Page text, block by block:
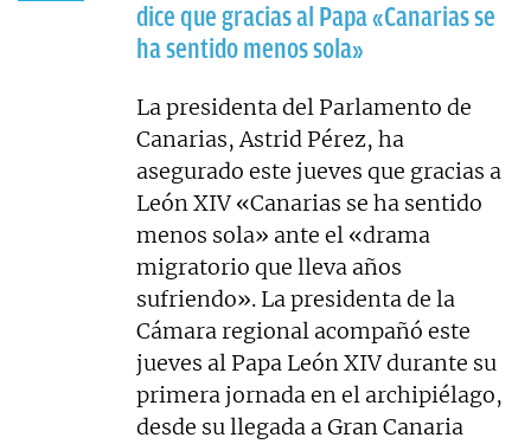
dice que gracias al Papa «Canarias se
ha sentido menos sola»
La presidenta del Parlamento de
Canarias, Astrid Pérez, ha
asegurado este jueves que gracias a
León XIV «Canarias se ha sentido
menos sola» ante el «drama
migratorio que lleva años
sufriendo». La presidenta de la
Cámara regional acompañó este
jueves al Papa León XIV durante su
primera jornada en el archipiélago,
desde su llegada a Gran Canaria